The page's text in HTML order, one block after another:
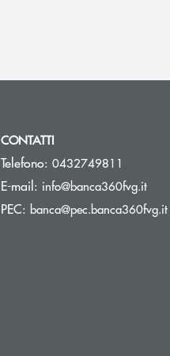
CONTATTI
Telefono: 0432749811
E-mail: info@banca360fvg.it(si
PEC: banca@pec.banca360fvg.it